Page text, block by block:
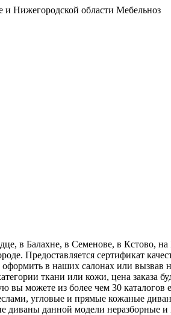
Нижегородской области Мебельноз
в Балахне, в Семенове, в Кстово, на
Предоставляется сертификат
в наших салонах или
ткани или кожи, цена заказа
вы можете из более чем 30
угловые и прямые кожаные
диваны данной модели неразборные